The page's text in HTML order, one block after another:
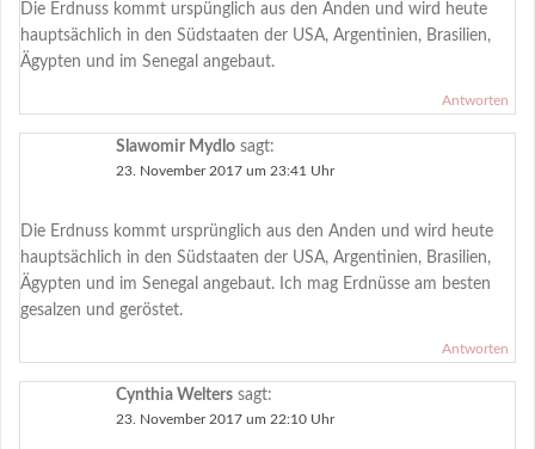
Die Erdnuss kommt urspünglich aus den Anden und wird heute
hauptsächlich in den Südstaaten der USA, Argentinien, Brasilien,
Ägypten und im Senegal angebaut.
Antworten
Slawomir Mydlo sagt:
23. November 2017 um 23:41 Uhr
Die Erdnuss kommt ursprünglich aus den Anden und wird heute
hauptsächlich in den Südstaaten der USA, Argentinien, Brasilien,
Ägypten und im Senegal angebaut. Ich mag Erdnüsse am besten
gesalzen und geröstet.
Antworten
Cynthia Welters sagt:
23. November 2017 um 22:10 Uhr